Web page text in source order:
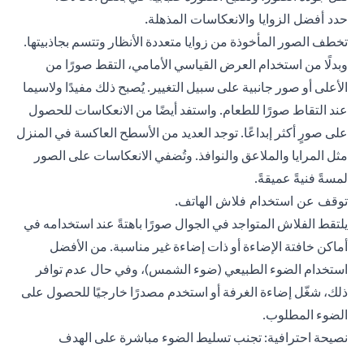
حدد أفضل الزوايا والانعكاسات المذهلة.
تخطف الصور المأخوذة من زوايا متعددة الأنظار وتتسم بجاذبيتها.
وبدلًا من استخدام العرض القياسي الأمامي، التقط صورًا من
الأعلى أو صور جانبية على سبيل التغيير. يُصبح ذلك مفيدًا ولاسيما
عند التقاط صورًا للطعام. واستفد أيضًا من الانعكاسات للحصول
على صورٍ أكثر إبداعًا. توجد العديد من الأسطح العاكسة في المنزل
مثل المرايا والملاعق والنوافذ. وتُضفي الانعكاسات على الصور
لمسةً فنيةً عميقةً.
توقف عن استخدام فلاش الهاتف.
يلتقط الفلاش المتواجد في الجوال صورًا باهتةً عند استخدامه في
أماكن خافتة الإضاءة أو ذات إضاءة غير مناسبة. من الأفضل
استخدام الضوء الطبيعي (ضوء الشمس)، وفي حال عدم توافر
ذلك، شغّل إضاءة الغرفة أو استخدم مصدرًا خارجيًا للحصول على
الضوء المطلوب.
نصيحة احترافية: تجنب تسليط الضوء مباشرة على الهدف